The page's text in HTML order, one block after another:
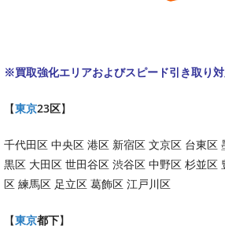
※買取強化エリアおよびスピード引き取り
【東京23区】
千代田区 中央区 港区 新宿区 文京区 台東区
黒区 大田区 世田谷区 渋谷区 中野区 杉並区
区 練馬区 足立区 葛飾区 江戸川区
【東京都下】